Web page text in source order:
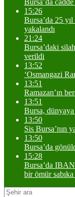
Bursa’da
15:26
Bursa’da 25
yakalandı
21:24
Bursa’daki
verildi
13:52
‘Osmangazi
13:51
Ramazan’ın
13:51
Bursa, dünyaya
13:50
Sis Bursa’nın
13:50
Bursa’da
15:28
Bursa’da
bir ömür sabıka